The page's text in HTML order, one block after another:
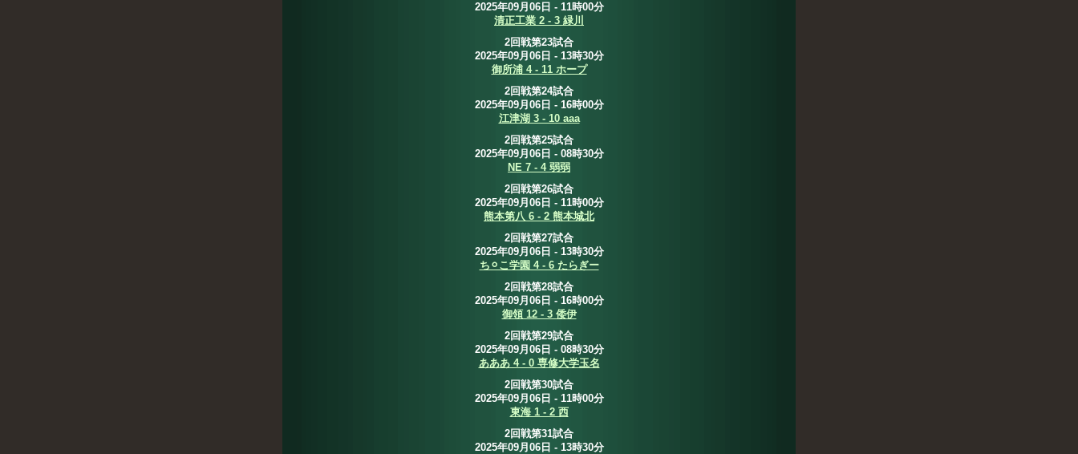
2025年09月06日 - 11時00分
清正工業 2 - 3 緑川
2回戦第23試合
2025年09月06日 - 13時30分
御所浦 4 - 11 ホープ
2回戦第24試合
2025年09月06日 - 16時00分
江津湖 3 - 10 aaa
2回戦第25試合
2025年09月06日 - 08時30分
NE 7 - 4 弱弱
2回戦第26試合
2025年09月06日 - 11時00分
熊本第八 6 - 2 熊本城北
2回戦第27試合
2025年09月06日 - 13時30分
ち⚪︎こ学園 4 - 6 たらぎー
2回戦第28試合
2025年09月06日 - 16時00分
御領 12 - 3 倭伊
2回戦第29試合
2025年09月06日 - 08時30分
あああ 4 - 0 専修大学玉名
2回戦第30試合
2025年09月06日 - 11時00分
東海 1 - 2 西
2回戦第31試合
2025年09月06日 - 13時30分